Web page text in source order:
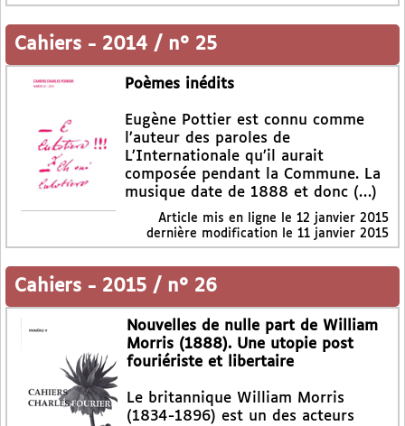
Cahiers - 2014 / n° 25
Poèmes inédits
Eugène Pottier est connu comme
l’auteur des paroles de
L’Internationale qu’il aurait
composée pendant la Commune. La
musique date de 1888 et donc (…)
Article mis en ligne le 12 janvier 2015
dernière modification le 11 janvier 2015
Cahiers - 2015 / n° 26
Nouvelles de nulle part de William
Morris (1888). Une utopie post
fouriériste et libertaire
Le britannique William Morris
(1834-1896) est un des acteurs